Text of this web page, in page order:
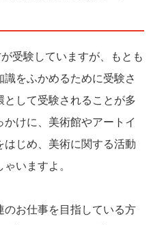
受験していますが、もとも
をふかめるために受験さ
して受験されることが多
けに、美術館やアートイ
じめ、美術に関する活動
いますよ。
のお仕事を目指している方